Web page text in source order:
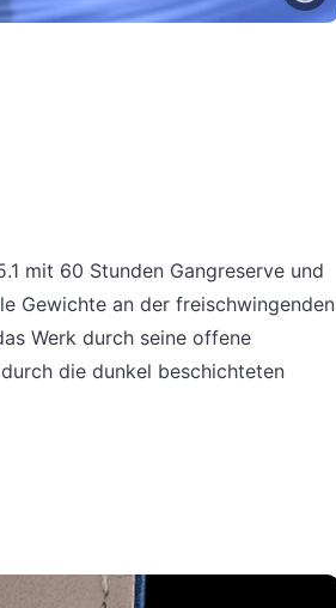
mit 60 Stunden Gangreserve und
Gewichte an der freischwingenden
Werk durch seine offene
die dunkel beschichteten